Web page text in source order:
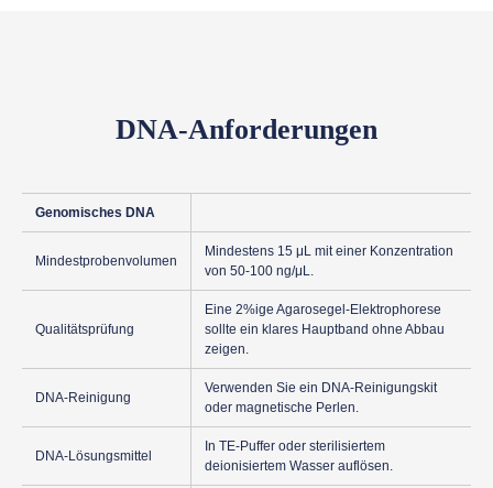
DNA-Anforderungen
Genomisches DNA
Mindestprobenvolumen
Mindestens 15 μL mit einer Konzentration
von 50-100 ng/μL.
Qualitätsprüfung
Eine 2%ige Agarosegel-Elektrophorese
sollte ein klares Hauptband ohne Abbau
zeigen.
DNA-Reinigung
Verwenden Sie ein DNA-Reinigungskit
oder magnetische Perlen.
DNA-Lösungsmittel
In TE-Puffer oder sterilisiertem
deionisiertem Wasser auflösen.